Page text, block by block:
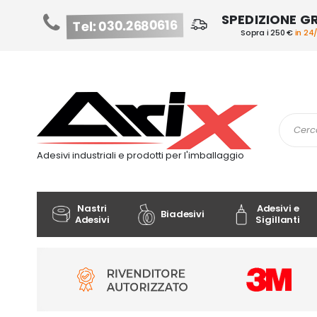
Tel: 030.2680616 SPEDIZIONE
Sopra i 250 €in
contenuto
Adesivi industriali e prodotti per l'imballaggio
Cerca
Nastri
Adesivi
Biadesivi
Adesivi e
Sigillanti